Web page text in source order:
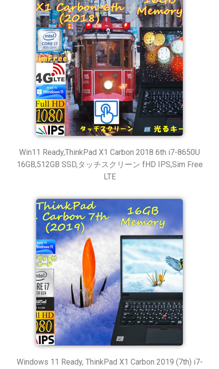
Win11 Ready,ThinkPad X1 Carbon 2018 6th i7-8650U
16GB,512GB SSD,タッチスクリーン fHD IPS,Sim Free
LTE
Windows 11 Ready, ThinkPad X1 Carbon 2019 (7th) i7-